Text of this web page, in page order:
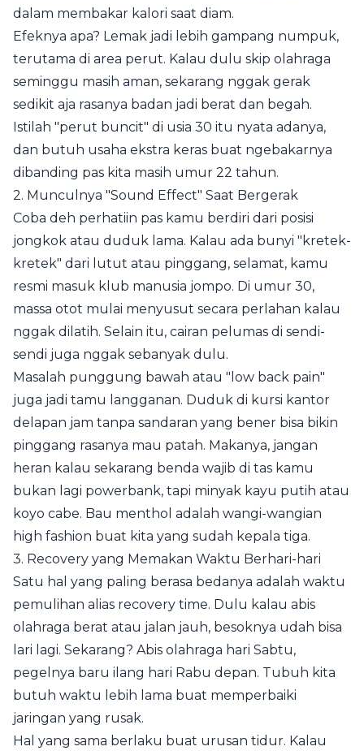
dalam membakar kalori saat diam.
Efeknya apa? Lemak jadi lebih gampang numpuk,
terutama di area perut. Kalau dulu skip olahraga
seminggu masih aman, sekarang nggak gerak
sedikit aja rasanya badan jadi berat dan begah.
Istilah "perut buncit" di usia 30 itu nyata adanya,
dan butuh usaha ekstra keras buat ngebakarnya
dibanding pas kita masih umur 22 tahun.
2. Munculnya "Sound Effect" Saat Bergerak
Coba deh perhatiin pas kamu berdiri dari posisi
jongkok atau duduk lama. Kalau ada bunyi "kretek-
kretek" dari lutut atau pinggang, selamat, kamu
resmi masuk klub manusia jompo. Di umur 30,
massa otot mulai menyusut secara perlahan kalau
nggak dilatih. Selain itu, cairan pelumas di sendi-
sendi juga nggak sebanyak dulu.
Masalah punggung bawah atau "low back pain"
juga jadi tamu langganan. Duduk di kursi kantor
delapan jam tanpa sandaran yang bener bisa bikin
pinggang rasanya mau patah. Makanya, jangan
heran kalau sekarang benda wajib di tas kamu
bukan lagi powerbank, tapi minyak kayu putih atau
koyo cabe. Bau menthol adalah wangi-wangian
high fashion buat kita yang sudah kepala tiga.
3. Recovery yang Memakan Waktu Berhari-hari
Satu hal yang paling berasa bedanya adalah waktu
pemulihan alias recovery time. Dulu kalau abis
olahraga berat atau jalan jauh, besoknya udah bisa
lari lagi. Sekarang? Abis olahraga hari Sabtu,
pegelnya baru ilang hari Rabu depan. Tubuh kita
butuh waktu lebih lama buat memperbaiki
jaringan yang rusak.
Hal yang sama berlaku buat urusan tidur. Kalau